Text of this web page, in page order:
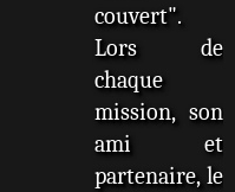
couvert".
Lors de
chaque
mission, son
ami et
partenaire, le